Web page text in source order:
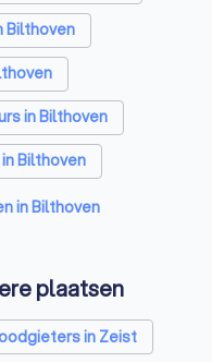
Bilthoven
in Bilthoven
Bilthoven
in Bilthoven
in Bilthoven
in Bilthoven
plaatsen
in Zeist